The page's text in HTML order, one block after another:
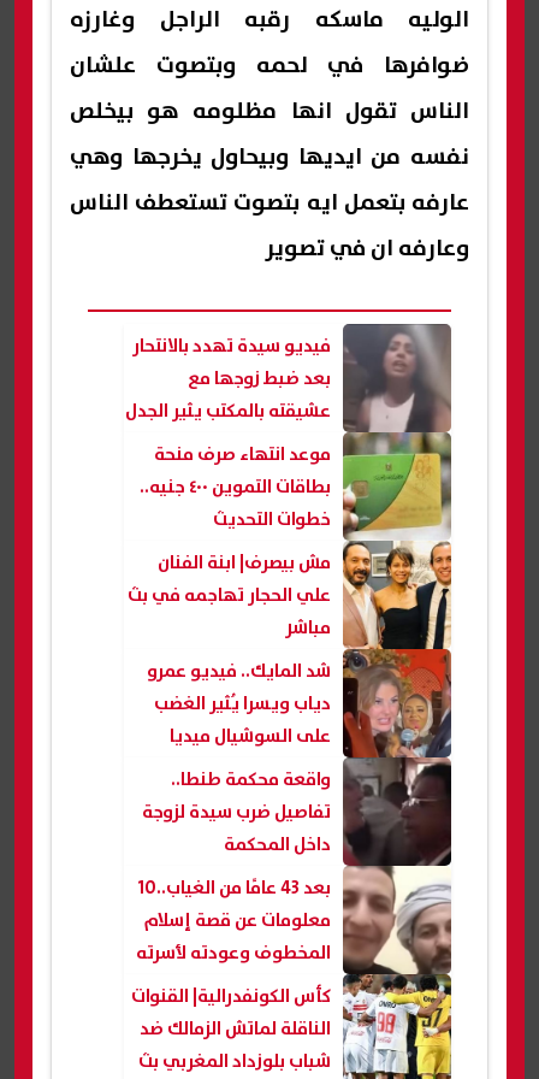
الوليه ماسكه رقبه الراجل وغارزه
ضوافرها في لحمه وبتصوت علشان
الناس تقول انها مظلومه هو بيخلص
نفسه من ايديها وبيحاول يخرجها وهي
عارفه بتعمل ايه بتصوت تستعطف الناس
وعارفه ان في تصوير
فيديو سيدة تهدد بالانتحار
بعد ضبط زوجها مع
عشيقته بالمكتب يثير الجدل
موعد انتهاء صرف منحة
بطاقات التموين ٤٠٠ جنيه..
خطوات التحديث
مش بيصرف| ابنة الفنان
علي الحجار تهاجمه في بث
مباشر
شد المايك.. فيديو عمرو
دياب ويسرا يُثير الغضب
على السوشيال ميديا
واقعة محكمة طنطا..
تفاصيل ضرب سيدة لزوجة
داخل المحكمة
بعد 43 عامًا من الغياب..10
معلومات عن قصة إسلام
المخطوف وعودته لأسرته
كأس الكونفدرالية| القنوات
الناقلة لماتش الزمالك ضد
شباب بلوزداد المغربي بث